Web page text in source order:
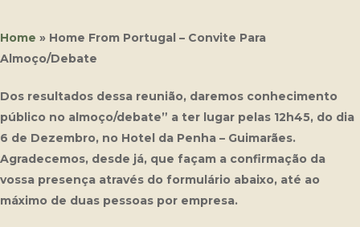
Home » Home From Portugal – Convite Para
Almoço/Debate
Dos resultados dessa reunião, daremos conhecimento
público no almoço/debate” a ter lugar pelas 12h45, do dia
6 de Dezembro, no Hotel da Penha – Guimarães.
Agradecemos, desde já, que façam a confirmação da
vossa presença através do formulário abaixo, até ao
máximo de duas pessoas por empresa.